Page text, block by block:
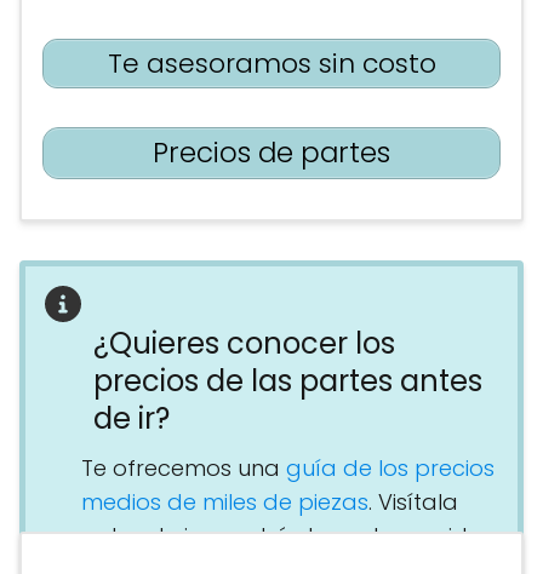
Te asesoramos sin costo
Precios de partes
¿Quieres conocer los
precios de las partes antes
de ir?
Te ofrecemos una guía de los precios
medios de miles de piezas. Visítala
antes de ir y podrás hacerte una idea